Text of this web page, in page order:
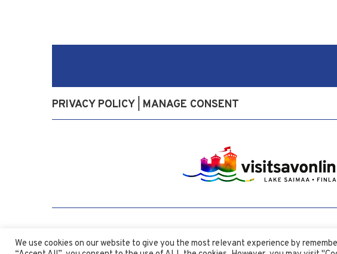
PRIVACY POLICY MANAGE CONSENT
We use cookies on our website to give you the most relevant experience by